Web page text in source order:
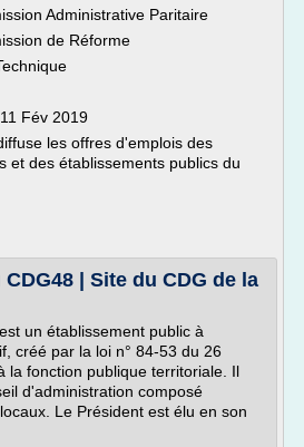
Administrative Paritaire
de Réforme
Fév 2019
les offres d'emplois des
et des établissements publics du
| Site du CDG de la
un établissement public à
créé par la loi n° 84-53 du 26
la fonction publique territoriale. Il
d'administration composé
Le Président est élu en son